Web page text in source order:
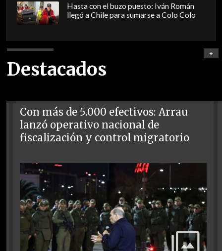
Hasta con el buzo puesto: Iván Román
llegó a Chile para sumarse a Colo Colo
Destacados
+
Con más de 5.000 efectivos: Arrau
lanzó operativo nacional de
fiscalización y control migratorio